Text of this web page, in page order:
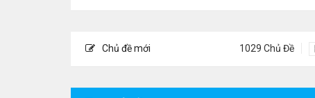
Chủ đề mới 1029 Chủ Đề